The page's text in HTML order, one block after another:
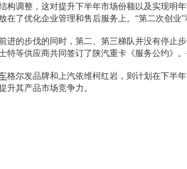
构调整，这对提升下半年市场份额以及实现明年
在了优化企业管理和售后服务上。“第二次创业
的步伐的同时，第二、第三梯队并没有停止步
特等供应商共同签订了陕汽重卡《服务公约》
格尔发品牌和上汽依维柯红岩，则计划在下半
升其产品市场竞争力。